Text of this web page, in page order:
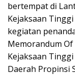
bertempat di
Kejaksaan
kegiatan
Memorandum
Kejaksaan
Daerah Propinsi